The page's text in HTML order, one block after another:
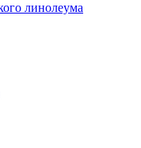
линолеума